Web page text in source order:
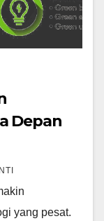
Depan
yang pesat.